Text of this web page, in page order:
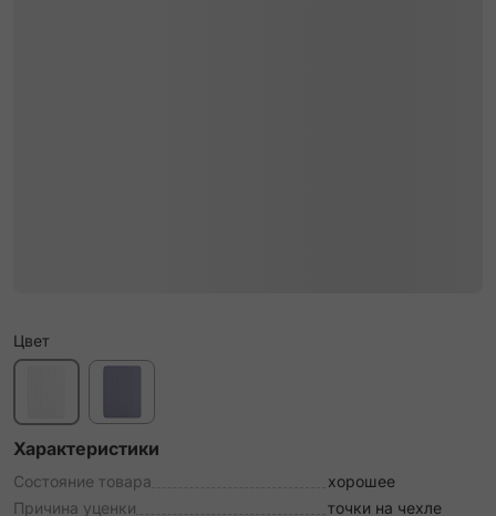
Цвет
Характеристики
Состояние товара
хорошее
Причина уценки
точки на чехле